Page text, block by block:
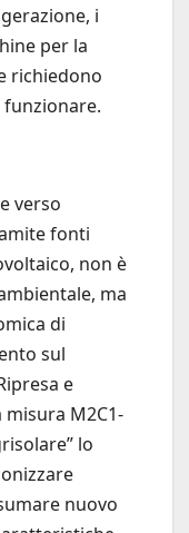
i
per la
richiedono
verso
fonti
non è
ma
di
sul
e
misura M2C1-
lo
nuovo